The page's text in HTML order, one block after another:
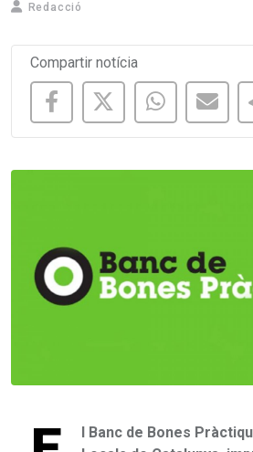
Redacció
Compartir notícia
l Banc de Bones